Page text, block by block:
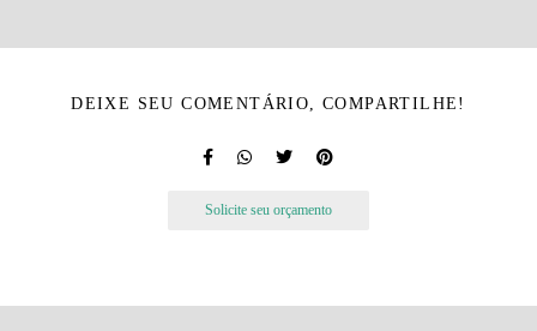
DEIXE SEU COMENTÁRIO, COMPARTILHE!
Solicite seu orçamento